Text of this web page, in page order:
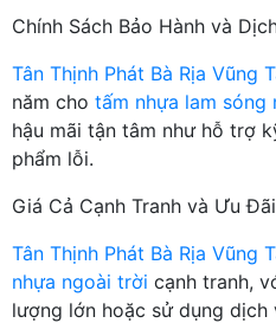
Chính Sách Bảo Hành và
Tân Thịnh Phát Bà Rịa Vũng
năm cho tấm nhựa lam sóng
hậu mãi tận tâm như hỗ trợ
phẩm lỗi.
Giá Cả Cạnh Tranh và Ưu Đãi
Tân Thịnh Phát Bà Rịa Vũng
nhựa ngoài trời cạnh tranh,
lượng lớn hoặc sử dụng